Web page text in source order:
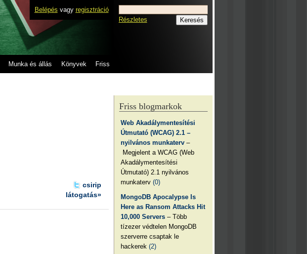
Belépés vagy regisztráció
Munka és állás Könyvek Friss
Részletes
csirip
látogatás»
Friss blogmarkok
Web Akadálymentesítési
Útmutató (WCAG) 2.1 –
nyilvános munkaterv –
Megjelent a WCAG (Web
Akadálymentesítési
Útmutató) 2.1 nyilvános
munkaterv(0)
MongoDB Apocalypse Is
Here as Ransom Attacks Hit
10,000 Servers – Több
tízezer védtelen MongoDB
szerverre csaptak le
hackerek(2)